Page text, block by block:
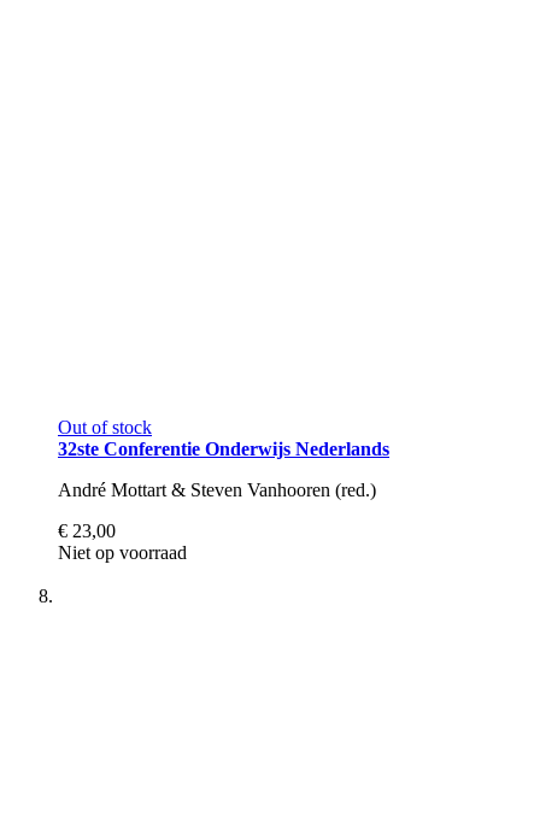
Out of stock
32ste Conferentie Onderwijs Nederlands
André Mottart & Steven Vanhooren (red.)
€ 23,00
Niet op voorraad